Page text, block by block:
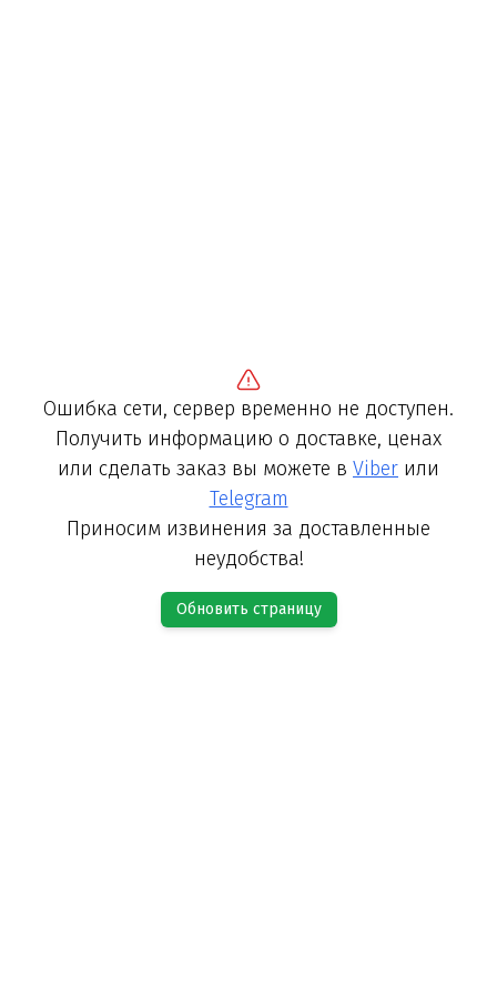
Ошибка сети, сервер временно не доступен.
Получить информацию о доставке, ценах
или сделать заказ вы можете в Viber или
Telegram
Приносим извинения за доставленные
неудобства!
Обновить страницу